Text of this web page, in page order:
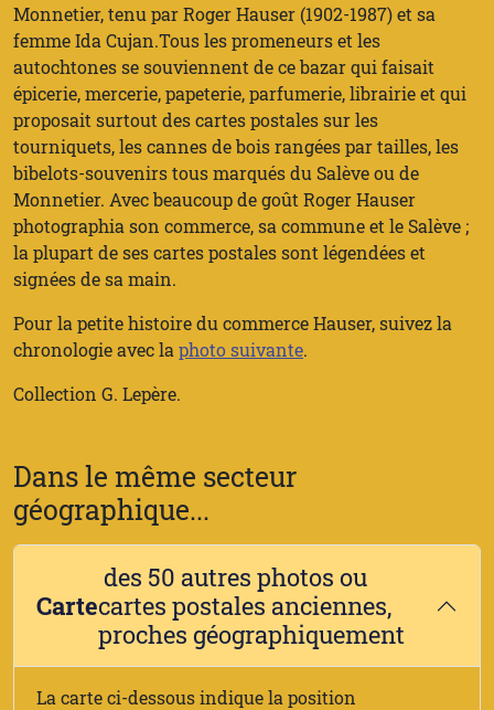
Monnetier, tenu par Roger Hauser (1902-1987) et sa
femme Ida Cujan.Tous les promeneurs et les
autochtones se souviennent de ce bazar qui faisait
épicerie, mercerie, papeterie, parfumerie, librairie et qui
proposait surtout des cartes postales sur les
tourniquets, les cannes de bois rangées par tailles, les
bibelots-souvenirs tous marqués du Salève ou de
Monnetier. Avec beaucoup de goût Roger Hauser
photographia son commerce, sa commune et le Salève ;
la plupart de ses cartes postales sont légendées et
signées de sa main.
Pour la petite histoire du commerce Hauser, suivez la
chronologie avec la photo suivante.
Collection G. Lepère.
Dans le même secteur
géographique...
Carte
des 50 autres photos ou
cartes postales anciennes,
proches géographiquement
La carte ci-dessous indique la position